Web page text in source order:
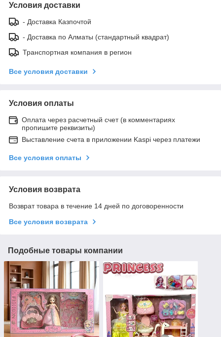
Условия доставки
- Доставка Казпочтой
- Доставка по Алматы (стандартный квадрат)
Транспортная компания в регион
Все условия доставки
Условия оплаты
Оплата через расчетный счет (в комментариях
пропишите реквизиты)
Выставление счета в приложении Kaspi через платежи
Все условия оплаты
Условия возврата
Возврат товара в течение 14 дней по договоренности
Все условия возврата
Подобные товары компании